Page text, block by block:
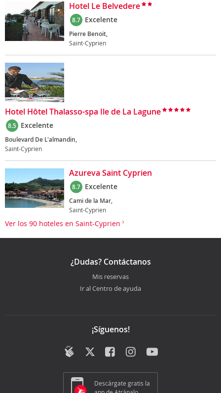
Hotel Le Belvedere
8.7 Excelente
Pierre Benoit,
Saint-Cyprien
Hotel Hôtel Thalasso-spa Ile de La Lagune
8.5 Excelente
Boulevard De L'almandin,
Saint-Cyprien
Azureva Saint Cyprien
8.7 Excelente
Cami de la Mar,
Saint-Cyprien
Ver los 90 hoteles en Saint-Cyprien
¿Dudas? Contáctanos
Mis reservas
Ir al Centro de ayuda
¡Síguenos!
Descárgate gratis la